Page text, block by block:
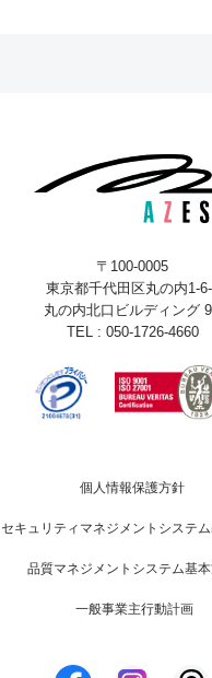
〒100-0005
東京都千代田区丸の内1-
丸の内北口ビルディング
TEL : 050-1726-4660
個人情報保護方針
セキュリティマネジメントシステ
品質マネジメントシステム基
一般事業主行動計画